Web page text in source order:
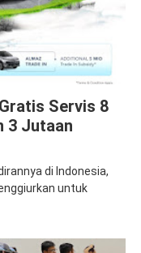
Servis 8
3 Jutaan
di Indonesia,
untuk